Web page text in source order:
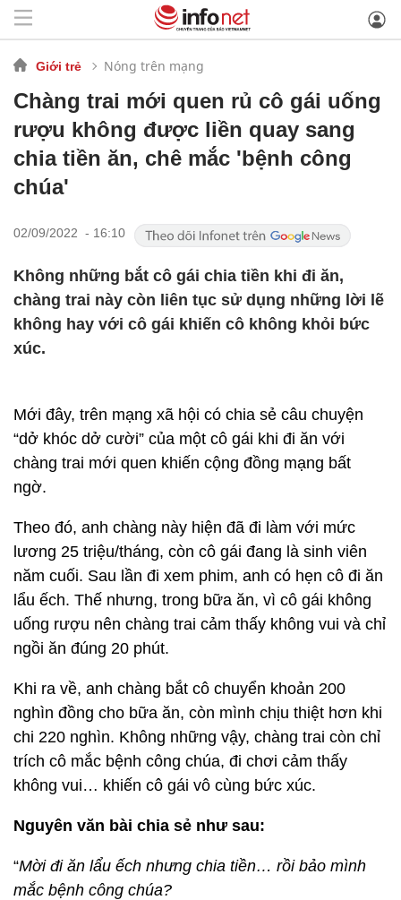
Giới trẻ Nóng trên mạng
Chàng trai mới quen rủ cô gái uống
rượu không được liền quay sang
chia tiền ăn, chê mắc 'bệnh công
chúa'
02/09/2022 - 16:10
Không những bắt cô gái chia tiền khi đi ăn,
chàng trai này còn liên tục sử dụng những lời lẽ
không hay với cô gái khiến cô không khỏi bức
xúc.
Mới đây, trên mạng xã hội có chia sẻ câu chuyện
“dở khóc dở cười” của một cô gái khi đi ăn với
chàng trai mới quen khiến cộng đồng mạng bất
ngờ.
Theo đó, anh chàng này hiện đã đi làm với mức
lương 25 triệu/tháng, còn cô gái đang là sinh viên
năm cuối. Sau lần đi xem phim, anh có hẹn cô đi ăn
lẩu ếch. Thế nhưng, trong bữa ăn, vì cô gái không
uống rượu nên chàng trai cảm thấy không vui và chỉ
ngồi ăn đúng 20 phút.
Khi ra về, anh chàng bắt cô chuyển khoản 200
nghìn đồng cho bữa ăn, còn mình chịu thiệt hơn khi
chi 220 nghìn. Không những vậy, chàng trai còn chỉ
trích cô mắc bệnh công chúa, đi chơi cảm thấy
không vui… khiến cô gái vô cùng bức xúc.
Nguyên văn bài chia sẻ như sau:
“Mời đi ăn lẩu ếch nhưng chia tiền… rồi bảo mình
mắc bệnh công chúa?